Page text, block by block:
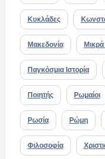
Κυκλάδες
Μακεδονία
Παγκόσμια Ιστορία
Ποιητής Ρωμαίοι
Ρωσία Ρώμη
Φιλοσοφία